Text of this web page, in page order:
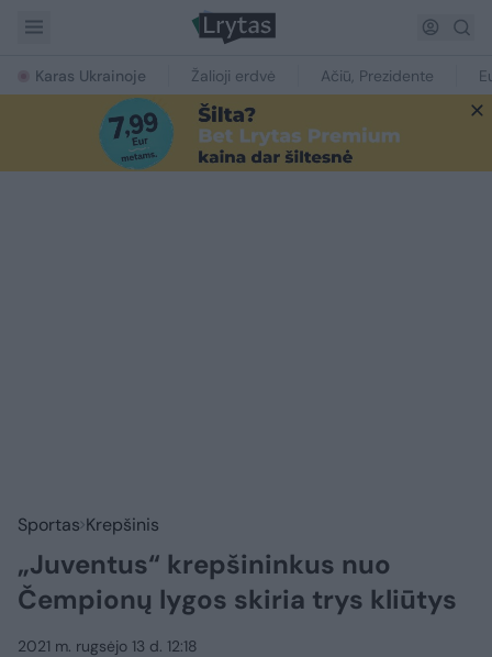
Karas Ukrainoje Žalioji erdvė Ačiū, Prezidente
Sportas Krepšinis
„Juventus“ krepšininkus nuo
Čempionų lygos skiria trys kliūtys
2021 m. rugsėjo 13 d. 12:18